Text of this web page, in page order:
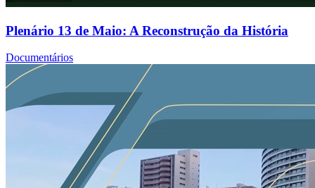
Plenário 13 de Maio: A Reconstrução da História
Documentários